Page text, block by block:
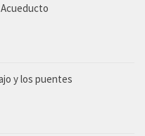
y los puentes